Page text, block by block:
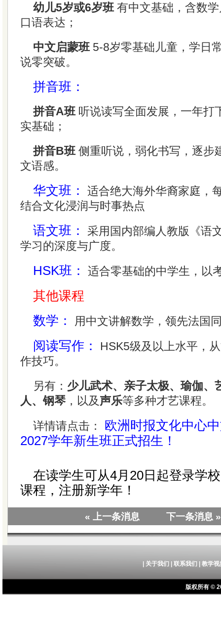
幼儿5岁或6岁班有中文基础，含数
口语表达；
中文启蒙班5-8岁零基础儿童，学日
说零突破。
拼音班：
拼音A班听说读写全面发展，一年打
实基础；
拼音B班侧重听说，弱化书写，逐步
文语感。
华文班：
适合绝大海外华裔家庭，
结合文化浸润与时事热点
语文班：
采用国内部编人教版《语
学习的深度与广度。
HSK班： 适合零基础的中学生，以
其他课程
数学：
用中文讲解数学，领先法国
阅读写作：
HSK5级及以上水平，
作技巧。
另有： 少儿武术、亲子太极、瑜伽、
人、钢琴 ，以及声乐等多种才艺课程。
详情请点击：
欧洲时报文化中心
2027学年新生班正式招生！
在读学生可从4月20日起登录学
课程，注册新学年！
« 上一条消息 下一条消息 »
| 关于我们 | 联系我们 | 教学视
版权所有 ©